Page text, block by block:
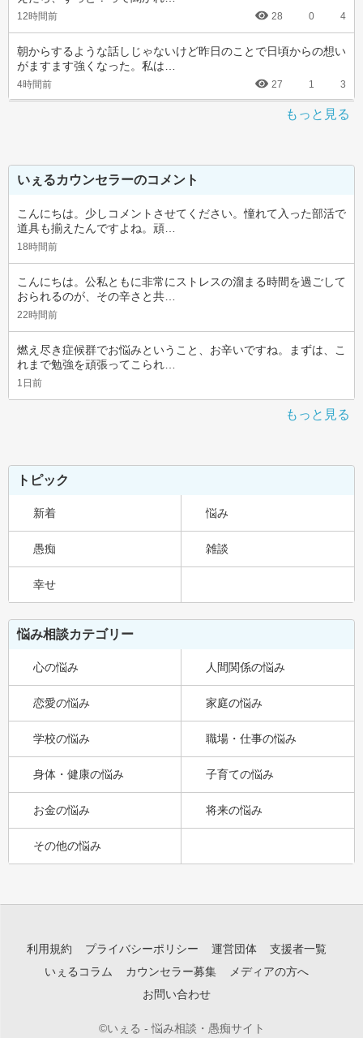
12時間前 28 0 4
朝からするような話しじゃないけど昨日のことで日頃からの想い
がますます強くなった。私は…
4時間前 27 1 3
もっと見る
いぇるカウンセラーのコメント
こんにちは。少しコメントさせてください。憧れて入った部活で
道具も揃えたんですよね。頑…
18時間前
こんにちは。公私ともに非常にストレスの溜まる時間を過ごして
おられるのが、その辛さと共…
22時間前
燃え尽き症候群でお悩みということ、お辛いですね。まずは、こ
れまで勉強を頑張ってこられ…
1日前
もっと見る
トピック
新着 悩み
愚痴 雑談
幸せ
悩み相談カテゴリー
心の悩み 人間関係の悩み
恋愛の悩み 家庭の悩み
学校の悩み 職場・仕事の悩み
身体・健康の悩み 子育ての悩み
お金の悩み 将来の悩み
その他の悩み
利用規約 プライバシーポリシー 運営団体
支援者一覧
いぇるコラム
カウンセラー募集
メディアの方へ
お問い合わせ
©いぇる - 悩み相談・愚痴サイト